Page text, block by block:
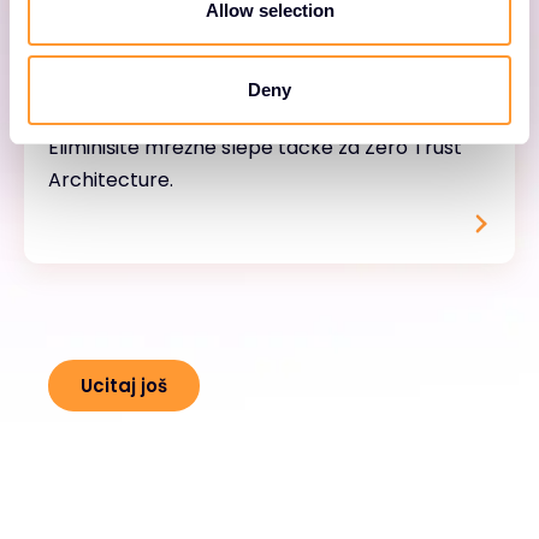
Allow selection
Deny
TLS/SSL dekripcija
Eliminišite mrežne slepe tačke za Zero Trust
Architecture.
Ucitaj još